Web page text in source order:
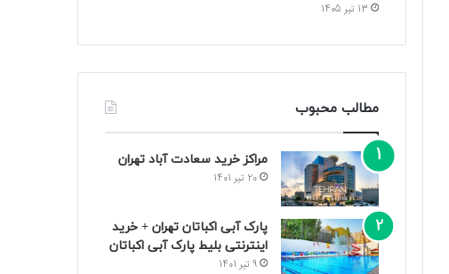
13 تیر 1405
مطالب محبوب
مراکز خرید سعادت‌ آباد تهران
20 تیر 1401
پارک آبی اکباتان تهران + خرید
اینترنتی بلیط پارک آبی اکباتان
9 تیر 1401